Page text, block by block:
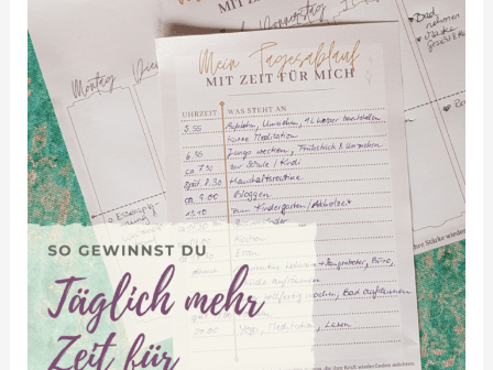
Zeit
für
Selbstfürsorge
–
Planer-
Freebie